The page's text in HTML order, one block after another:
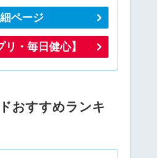
ページ
リ・毎日健心】
おすすめランキ